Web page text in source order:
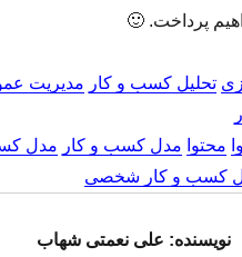
پرداخت. 🙂
تحلیل کسب و کار مدیریت
محتوا مدل کسب و کار مدل
کسب و کار شخصی
نویسنده: علی نعمتی شهاب